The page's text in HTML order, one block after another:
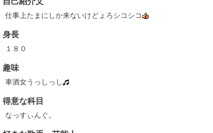
仕事上たまにしか来ないけどょろシコシコ
身長
１８０
趣味
車酒女うっしっし
得意な科目
なっすぃんぐ。